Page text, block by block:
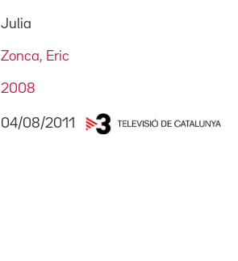
Julia
Zonca, Eric
2008
04/08/2011